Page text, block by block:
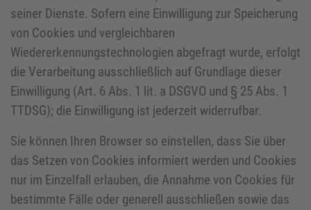
seiner Dienste. Sofern eine Einwilligung zur Speicherung
von Cookies und vergleichbaren
Wiedererkennungstechnologien abgefragt wurde, erfolgt
die Verarbeitung ausschließlich auf Grundlage dieser
Einwilligung (Art. 6 Abs. 1 lit. a DSGVO und § 25 Abs. 1
TTDSG); die Einwilligung ist jederzeit widerrufbar.
Sie können Ihren Browser so einstellen, dass Sie über
das Setzen von Cookies informiert werden und Cookies
nur im Einzelfall erlauben, die Annahme von Cookies für
bestimmte Fälle oder generell ausschließen sowie das